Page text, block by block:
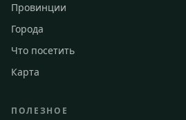
Провинции
Города
Что посетить
Карта
ПОЛЕЗНОЕ